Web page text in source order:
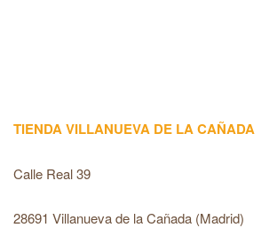
TIENDA VILLANUEVA DE LA CAÑADA
Calle Real 39
28691 Villanueva de la Cañada (Madrid)